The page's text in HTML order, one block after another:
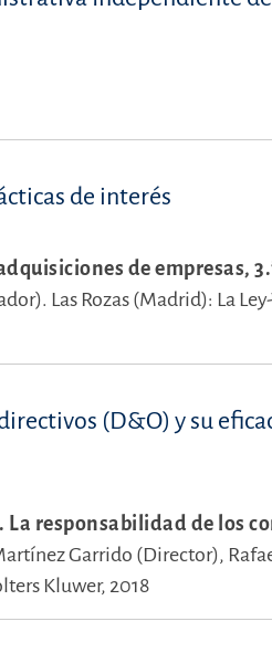
de interés
de empresas,
Las Rozas (Madrid): La
(D&O) y su
responsabilidad de los
Garrido (Director),
Kluwer, 2018